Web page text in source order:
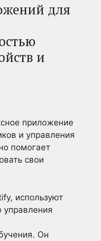
для
и
приложение
и управления
помогает
свои
используют
Он